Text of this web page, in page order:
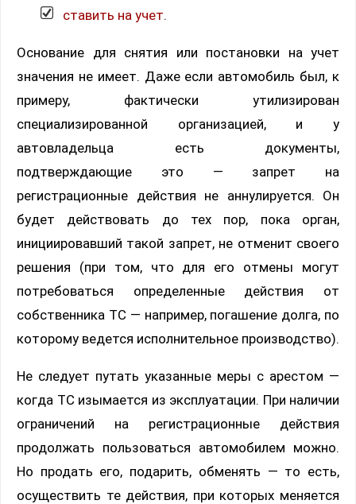
ставить на учет.
Основание для снятия или постановки на учет
значения не имеет. Даже если автомобиль был, к
примеру, фактически утилизирован
специализированной организацией, и у
автовладельца есть документы,
подтверждающие это — запрет на
регистрационные действия не аннулируется. Он
будет действовать до тех пор, пока орган,
инициировавший такой запрет, не отменит своего
решения (при том, что для его отмены могут
потребоваться определенные действия от
собственника ТС — например, погашение долга, по
которому ведется исполнительное производство).
Не следует путать указанные меры с арестом —
когда ТС изымается из эксплуатации. При наличии
ограничений на регистрационные действия
продолжать пользоваться автомобилем можно.
Но продать его, подарить, обменять — то есть,
осуществить те действия, при которых меняется